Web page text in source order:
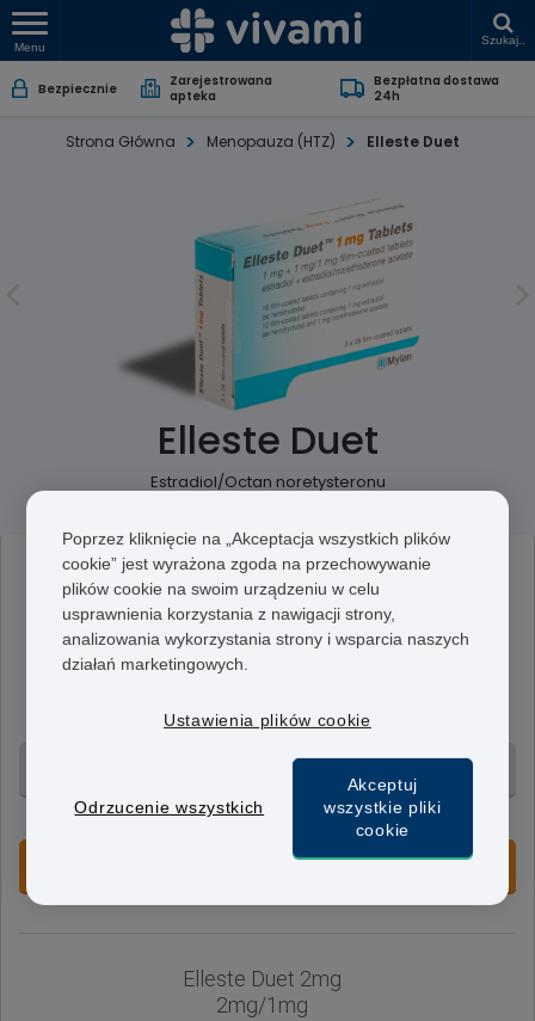
Menu
Szukaj..
Bezpiecznie
Zarejestrowana
apteka
Bezpłatna dostawa
24h
Strona Główna Menopauza (HTZ) Elleste Duet
Elleste Duet
Estradiol/Octan noretysteronu
Elleste Duet 1mg
1mg/1mg
Jeden blister ma 28 tabletek: 16 zawierających 1 mg
estradiolu i 12 tabletek zawierających 1 mg estradiolu i
3 mies. - 430 zł
+ Bezpłatna dostawa 24h
ZAREZERWUJ NIEDOSTĘPNY PRODUKT
Elleste Duet 2mg
2mg/1mg
Poprzez kliknięcie na „Akceptacja wszystkich plików
cookie” jest wyrażona zgoda na przechowywanie
plików cookie na swoim urządzeniu w celu
usprawnienia korzystania z nawigacji strony,
analizowania wykorzystania strony i wsparcia naszych
działań marketingowych.
Ustawienia plików cookie
Odrzucenie wszystkich
Akceptuj
wszystkie pliki
cookie